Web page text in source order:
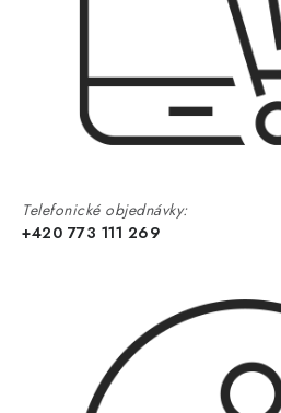
Telefonické objednávky:
+420 773 111 269